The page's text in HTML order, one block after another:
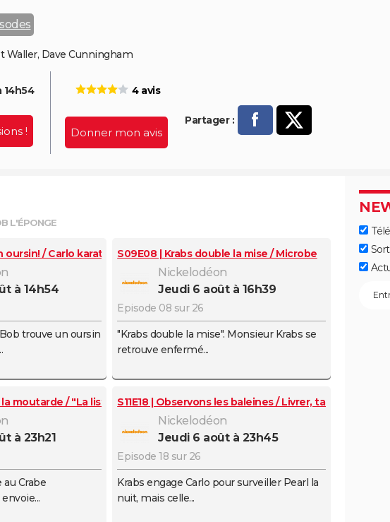
Waller, Dave Cunningham
14h54
!
4 avis
Donner mon avis
Partager :
ook
L'ÉPONGE
oursin! / Carlo karattaque!
à 14h54
trouve un oursin
S09E08 | Krabs double la mise / Microbe
Nickelodéon
jeudi 6 août à 16h39
Episode 08 sur 26
"Krabs double la mise". Monsieur Krabs se
retrouve enfermé...
la moutarde / "La liste de courses"
à 23h21
Crabe
S11E18 | Observons les baleines / Livrer, tacher,
Nickelodéon
jeudi 6 août à 23h45
Episode 18 sur 26
Krabs engage Carlo pour surveiller Pearl la
nuit, mais celle...